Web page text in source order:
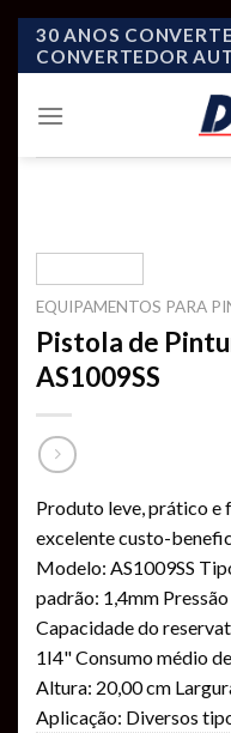
Skip
30 ANOS
CONVERTEDOR
EQUIPAMENTOS PARA
Pistola de
AS1009SS
Produto leve, prático e
excelente custo-
Modelo: AS1009SS
padrão: 1,4mm
Capacidade do
1I4" Consumo médio
Altura: 20,00 cm
Aplicação: Diversos